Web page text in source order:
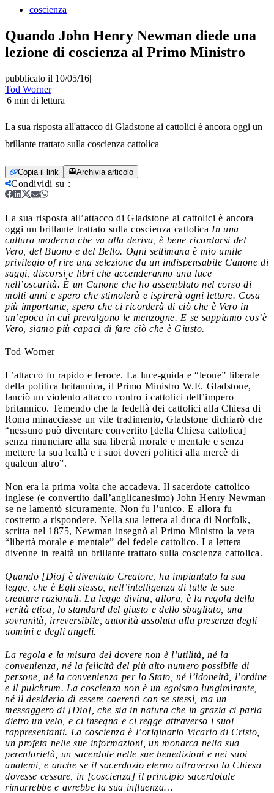
coscienza
Quando John Henry Newman diede una
lezione di coscienza al Primo Ministro
pubblicato il 10/05/16|
Tod Worner
|6 min di lettura
La sua risposta all'attacco di Gladstone ai cattolici è ancora oggi un
brillante trattato sulla coscienza cattolica
Copia il link Archivia articolo
Condividi su :
La sua risposta all’attacco di Gladstone ai cattolici è ancora
oggi un brillante trattato sulla coscienza cattolica In una
cultura moderna che va alla deriva, è bene ricordarsi del
Vero, del Buono e del Bello. Ogni settimana è mio umile
privilegio of rire una selezione da un indispensabile Canone di
saggi, discorsi e libri che accenderanno una luce
nell’oscurità. È un Canone che ho assemblato nel corso di
molti anni e spero che stimolerà e ispirerà ogni lettore. Cosa
più importante, spero che ci ricorderà di ciò che è Vero in
un’epoca in cui prevalgono le menzogne. E se sappiamo cos’è
Vero, siamo più capaci di fare ciò che è Giusto.
Tod Worner
L’attacco fu rapido e feroce. La luce­-guida e “leone” liberale
della politica britannica, il Primo Ministro W.E. Gladstone,
lanciò un violento attacco contro i cattolici dell’impero
britannico. Temendo che la fedeltà dei cattolici alla Chiesa di
Roma minacciasse un vile tradimento, Gladstone dichiarò che
“nessuno può diventare convertito [della Chiesa cattolica]
senza rinunciare alla sua libertà morale e mentale e senza
mettere la sua lealtà e i suoi doveri politici alla mercè di
qualcun altro”.
Non era la prima volta che accadeva. Il sacerdote cattolico
inglese (e convertito dall’anglicanesimo) John Henry Newman
se ne lamentò sicuramente. Non fu l’unico. E allora fu
costretto a rispondere. Nella sua lettera al duca di Norfolk,
scritta nel 1875, Newman insegnò al Primo Ministro la vera
“libertà morale e mentale” del fedele cattolico. La lettera
divenne in realtà un brillante trattato sulla coscienza cattolica.
Quando [Dio] è diventato Creatore, ha impiantato la sua
legge, che è Egli stesso, nell’intelligenza di tutte le sue
creature razionali. La legge divina, allora, è la regola della
verità etica, lo standard del giusto e dello sbagliato, una
sovranità, irreversibile, autorità assoluta alla presenza degli
uomini e degli angeli.
La regola e la misura del dovere non è l’utilità, né la
convenienza, né la felicità del più alto numero possibile di
persone, né la convenienza per lo Stato, né l’idoneità, l’ordine
e il pulchrum. La coscienza non è un egoismo lungimirante,
né il desiderio di essere coerenti con se stessi, ma un
messaggero di [Dio], che sia in natura che in grazia ci parla
dietro un velo, e ci insegna e ci regge attraverso i suoi
rappresentanti. La coscienza è l’originario Vicario di Cristo,
un profeta nelle sue informazioni, un monarca nella sua
perentorietà, un sacerdote nelle sue benedizioni e nei suoi
anatemi, e anche se il sacerdozio eterno attraverso la Chiesa
dovesse cessare, in [coscienza] il principio sacerdotale
rimarrebbe e avrebbe la sua influenza…